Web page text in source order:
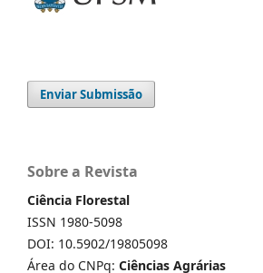
Enviar Submissão
Sobre a Revista
Ciência Florestal
ISSN 1980-5098
DOI: 10.5902/19805098
Área do CNPq: Ciências Agrárias